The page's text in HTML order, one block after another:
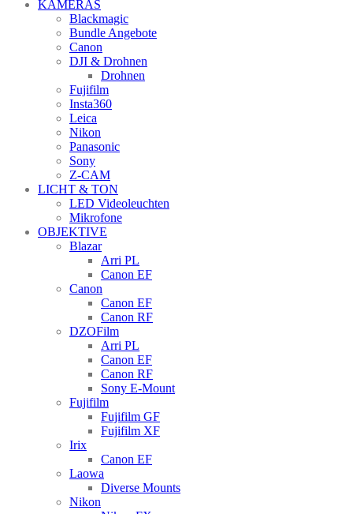
KAMERAS
Blackmagic
Bundle Angebote
Canon
DJI & Drohnen
Drohnen
Fujifilm
Insta360
Leica
Nikon
Panasonic
Sony
Z-CAM
LICHT & TON
LED Videoleuchten
Mikrofone
OBJEKTIVE
Blazar
Arri PL
Canon EF
Canon
Canon EF
Canon RF
DZOFilm
Arri PL
Canon EF
Canon RF
Sony E-Mount
Fujifilm
Fujifilm GF
Fujifilm XF
Irix
Canon EF
Laowa
Diverse Mounts
Nikon